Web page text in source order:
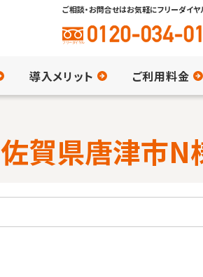
ご相談・お問合せはお気軽にフリーダイヤ
導入メリット ご利用料金
佐賀県唐津市N